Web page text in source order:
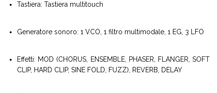
Tastiera: Tastiera multitouch
Generatore sonoro: 1 VCO, 1 filtro multimodale, 1 EG, 3 LFO
Effetti: MOD (CHORUS, ENSEMBLE, PHASER, FLANGER, SOFT
CLIP, HARD CLIP, SINE FOLD, FUZZ), REVERB, DELAY